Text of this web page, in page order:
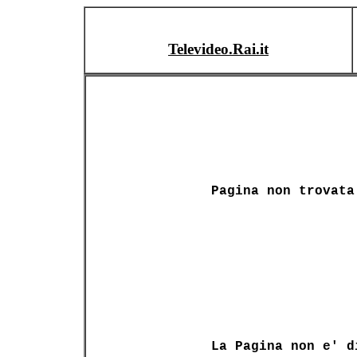
Televideo.Rai.it
Pagina non trovata
La Pagina non e'